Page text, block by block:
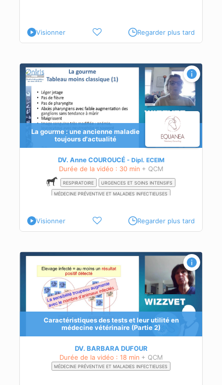
Visionner Regarder plus tard
La gourme : une ancienne maladie
toujours d'actualité
DV. Anne COUROUCÉ Dipl. ECEIM
Durée de la vidéo : 30 min + QCM
RESPIRATOIRE
URGENCES ET SOINS INTENSIFS
MÉDECINE PRÉVENTIVE ET MALADIES INFECTIEUSES
Visionner Regarder plus tard
Caractéristiques des tests et leur utilité en
médecine vétérinaire (Partie 2)
DV. BARBARA DUFOUR
Durée de la vidéo : 18 min + QCM
MÉDECINE PRÉVENTIVE ET MALADIES INFECTIEUSES